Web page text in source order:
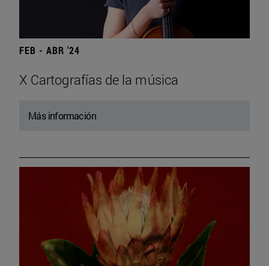
FEB - ABR '24
X Cartografías de la música
Más información